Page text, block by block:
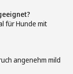
für Hunde mit
angenehm mild